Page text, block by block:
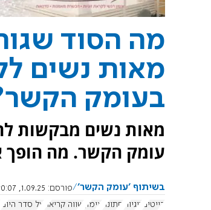
מה הסוד
מאות נשים
בעומק
מאות נשים מבקשות
עומק הקשר. מה הופך
בשיתוף 'עומק הקשר' פורסם: 1.09.25, 20:07
דייטים זוגיות חתונה אימון שווה קריאה על סדר היום